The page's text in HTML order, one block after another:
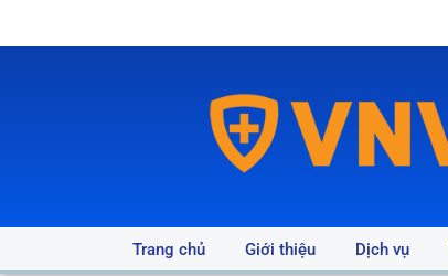
Trang chủ Giới thiệu Dịch vụ